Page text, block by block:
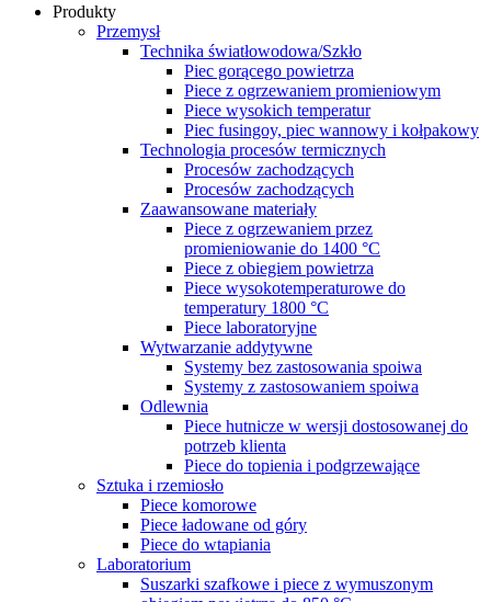
Produkty
Przemysł
Technika światłowodowa/Szkło
Piec gorącego powietrza
Piece z ogrzewaniem promieniowym
Piece wysokich temperatur
Piec fusingoy, piec wannowy i kołpakowy
Technologia procesów termicznych
Procesów zachodzących
Procesów zachodzących
Zaawansowane materiały
Piece z ogrzewaniem przez
promieniowanie do 1400 °C
Piece z obiegiem powietrza
Piece wysokotemperaturowe do
temperatury 1800 °C
Piece laboratoryjne
Wytwarzanie addytywne
Systemy bez zastosowania spoiwa
Systemy z zastosowaniem spoiwa
Odlewnia
Piece hutnicze w wersji dostosowanej do
potrzeb klienta
Piece do topienia i podgrzewające
Sztuka i rzemiosło
Piece komorowe
Piece ładowane od góry
Piece do wtapiania
Laboratorium
Suszarki szafkowe i piece z wymuszonym